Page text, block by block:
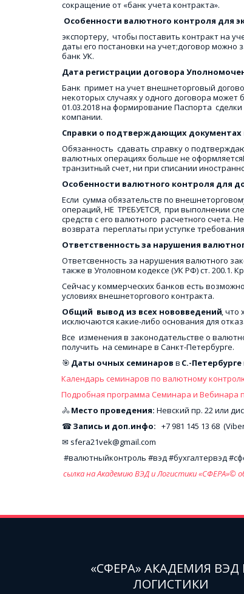
сокращение от «банк учета контракта».
Особенности валютного контроля для
экспортеру,  чтобы поставить контракт на
даты его постановки на учет;договор можно
банк УК.
Дата регистрации договора
Банк  примет на учет внешнеторговый
некоторых случаях у одного договора
01.03.2018 на формирование Паспорта
компании.
Справки о подтверждающих документах
Обязанность  сдавать справку о
валютных операциях больше не
транзитный счет, ни при списании
Особенности валютного контроля для
Если  сумма обязательств по
операций, НЕ  ТРЕБУЕТСЯ,  при выполнении
средств с его валютного  расчетного счета.
возврата  переплаты при уступке
Ответственность за нарушения
Ответсвенность за нарушения валютного
также в Уголовном кодексе (УК РФ) ст. 200.1.
Сейчас у коммерческих банков есть
условиях внешнеторгового контракта.
Общий  вывод из всех нововведений, что
исключаются какие-либо основания для
Все  изменения в законодательстве о
получить  на семинаре в Санкт-Петербурге.
🎯 Даты очных семинаров в С.-Петербурге
Календарь семинаров по валютному
Подробная программа Семинара и Вебинара
🚴 Место проведения: Невский пр. 22 или
☎ Запись и доп.инфо:
+7 981 145 13 68
✉ sfera21vek@gmail.com
#валютныйконтроль #вэд #бухгалтервэд
сылка на Академию ВЭД и Логистики «СФЕРА»©
«СФЕРА» АКАДЕМИЯ ВЭД
ЛОГИСТИКИ